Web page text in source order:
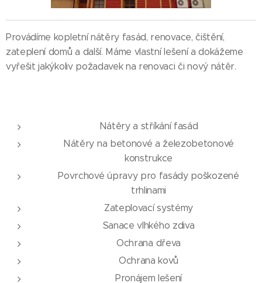
Provádíme kopletní nátěry fasád, renovace, čištění,
zateplení domů a další. Máme vlastní lešení a dokážeme
vyřešit jakýkoliv požadavek na renovaci či nový nátěr.
Nátěry a stříkání fasád
Nátěry na betonové a železobetonové
konstrukce
Povrchové úpravy pro fasády poškozené
trhlinami
Zateplovací systémy
Sanace vlhkého zdiva
Ochrana dřeva
Ochrana kovů
Pronájem lešení